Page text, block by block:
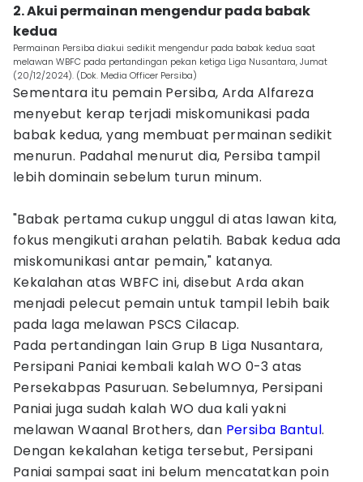
2. Akui permainan mengendur pada babak
kedua
Permainan Persiba diakui sedikit mengendur pada babak kedua saat
melawan WBFC pada pertandingan pekan ketiga Liga Nusantara, Jumat
(20/12/2024). (Dok. Media Officer Persiba)
Sementara itu pemain Persiba, Arda Alfareza
menyebut kerap terjadi miskomunikasi pada
babak kedua, yang membuat permainan sedikit
menurun. Padahal menurut dia, Persiba tampil
lebih dominain sebelum turun minum.
"Babak pertama cukup unggul di atas lawan kita,
fokus mengikuti arahan pelatih. Babak kedua ada
miskomunikasi antar pemain," katanya.
Kekalahan atas WBFC ini, disebut Arda akan
menjadi pelecut pemain untuk tampil lebih baik
pada laga melawan PSCS Cilacap.
Pada pertandingan lain Grup B Liga Nusantara,
Persipani Paniai kembali kalah WO 0-3 atas
Persekabpas Pasuruan. Sebelumnya, Persipani
Paniai juga sudah kalah WO dua kali yakni
melawan Waanal Brothers, dan Persiba Bantul.
Dengan kekalahan ketiga tersebut, Persipani
Paniai sampai saat ini belum mencatatkan poin